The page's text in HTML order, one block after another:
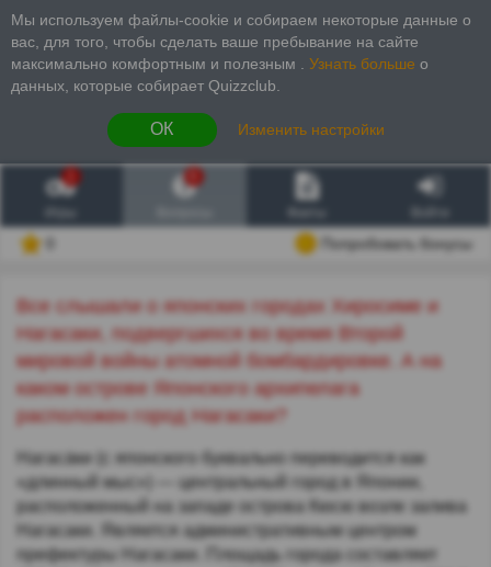
Мы используем файлы-cookie и собираем некоторые данные о
вас, для того, чтобы сделать ваше пребывание на сайте
максимально комфортным и полезным
Узнать больше о
данных, которые собирает Quizzclub.
ОК Изменить настройки
1
Попробовать бонусы
Все слышали о японских городах Хиросиме и
Нагасаки, подвергшихся во время Второй
мировой войны атомной бомбардировке. А на
каком острове Японского архипелага
расположен город Нагасаки?
Нагаса́ки (с японского буквально переводится как
«длинный мыс») — центральный город в Японии,
расположенный на западе острова Кюсю возле залива
Нагасаки. Является административным центром
префектуры Нагасаки. Площадь города составляет